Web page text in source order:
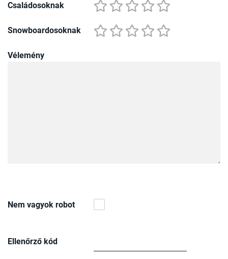
Családosoknak
Snowboardosoknak
Vélemény
Nem vagyok robot
Ellenőrző kód